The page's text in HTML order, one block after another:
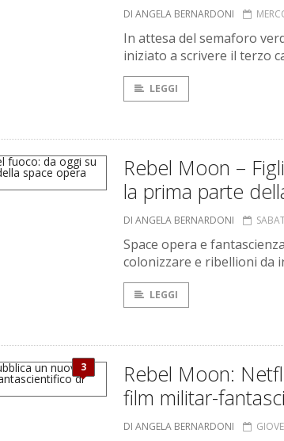
DI ANGELA BERNARDONI
In attesa del semaforo
iniziato a scrivere il terzo
LEGGI
Rebel Moon –
la prima parte
DI ANGELA BERNARDONI
Space opera e
colonizzare e ribellioni da
LEGGI
3
Rebel Moon:
film militar-
DI ANGELA BERNARDONI